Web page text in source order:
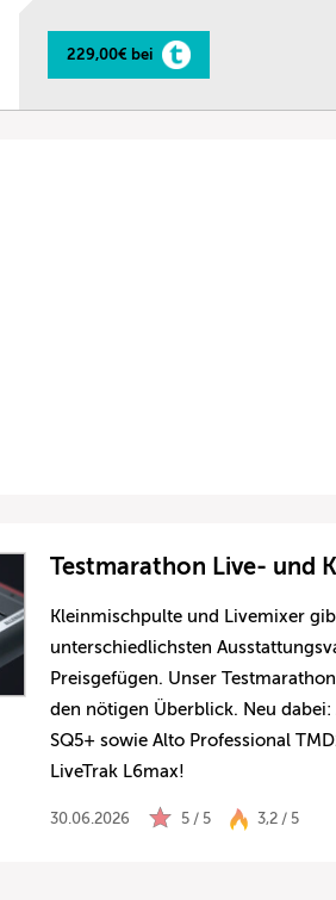
229,00€ bei
Testmarathon Live- und
Kleinmischpulte und Livemixer
unterschiedlichsten
Preisgefügen. Unser
den nötigen Überblick. Neu dabei:
SQ5+ sowie Alto Professional
LiveTrak L6max!
30.06.2026 5 / 5 3,2 / 5